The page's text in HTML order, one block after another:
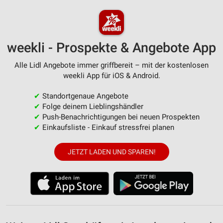
weekli - Prospekte & Angebote App
Alle Lidl Angebote immer griffbereit – mit der kostenlosen
weekli App für iOS & Android.
✔ Standortgenaue Angebote
✔ Folge deinem Lieblingshändler
✔ Push-Benachrichtigungen bei neuen Prospekten
✔ Einkaufsliste - Einkauf stressfrei planen
JETZT LADEN UND SPAREN!
Verwendung von Profilen zur Auswahl
personalisierter Inhalte
Messung der Werbeleistung
Analyse von Zielgruppen durch Statistiken oder
Kombinationen von Daten aus verschiedenen
Quellen
Verwendung reduzierter Daten zur Auswahl von
IAB-Besonderheiten: